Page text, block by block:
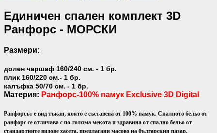
Единичен спален комплект 3D
Ранфорс - МОРСКИ
Размери:
долен чаршаф 160/240 см. - 1 бр.
плик 160/220 см.- 1 бр.
калъфка 50/70 см. - 1 бр.
Материя: Ранфорс-100% памук Exclusive 3D Digital
Ранфорсът е вид тъкан, която е съставена от 100% памук. Спалното бельо от
ранфорс се отличава с по-голяма мекота и здравина от спално бельо от
стандартните видове хасета, предлагани масово на българския пазар.